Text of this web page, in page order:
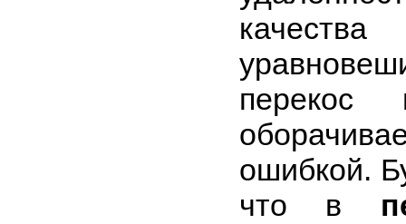
ошибкой.
что в